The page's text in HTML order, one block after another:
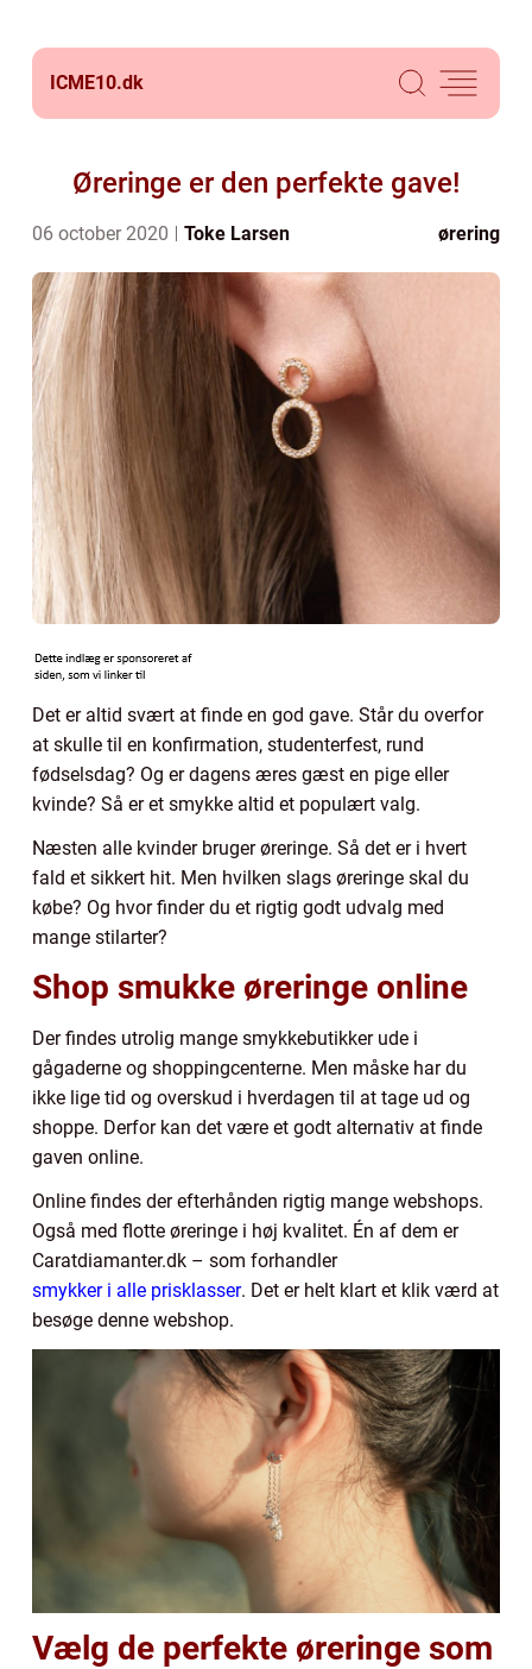
ICME10.dk
Øreringe er den perfekte gave!
06 october 2020 Toke Larsen ørering
Det er altid svært at finde en god gave. Står du overfor
at skulle til en konfirmation, studenterfest, rund
fødselsdag? Og er dagens æres gæst en pige eller
kvinde? Så er et smykke altid et populært valg.
Næsten alle kvinder bruger øreringe. Så det er i hvert
fald et sikkert hit. Men hvilken slags øreringe skal du
købe? Og hvor finder du et rigtig godt udvalg med
mange stilarter?
Shop smukke øreringe online
Der findes utrolig mange smykkebutikker ude i
gågaderne og shoppingcenterne. Men måske har du
ikke lige tid og overskud i hverdagen til at tage ud og
shoppe. Derfor kan det være et godt alternativ at finde
gaven online.
Online findes der efterhånden rigtig mange webshops.
Også med flotte øreringe i høj kvalitet. Én af dem er
Caratdiamanter.dk – som forhandler
smykker i alle prisklasser. Det er helt klart et klik værd at
besøge denne webshop.
Vælg de perfekte øreringe som